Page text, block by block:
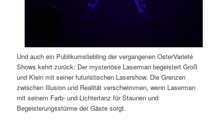
Und auch ein Publikumsliebling der vergangenen OsterVarieté
Shows kehrt zurück: Der mysteriöse Laserman begeistert Groß
und Klein mit seiner futuristischen Lasershow. Die Grenzen
zwischen Illusion und Realität verschwimmen, wenn Laserman
mit seinem Farb- und Lichtertanz für Staunen und
Begeisterungsstürme der Gäste sorgt.